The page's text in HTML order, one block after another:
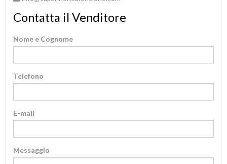
Contatta il Venditore
Nome e Cognome
Telefono
E-mail
Messaggio